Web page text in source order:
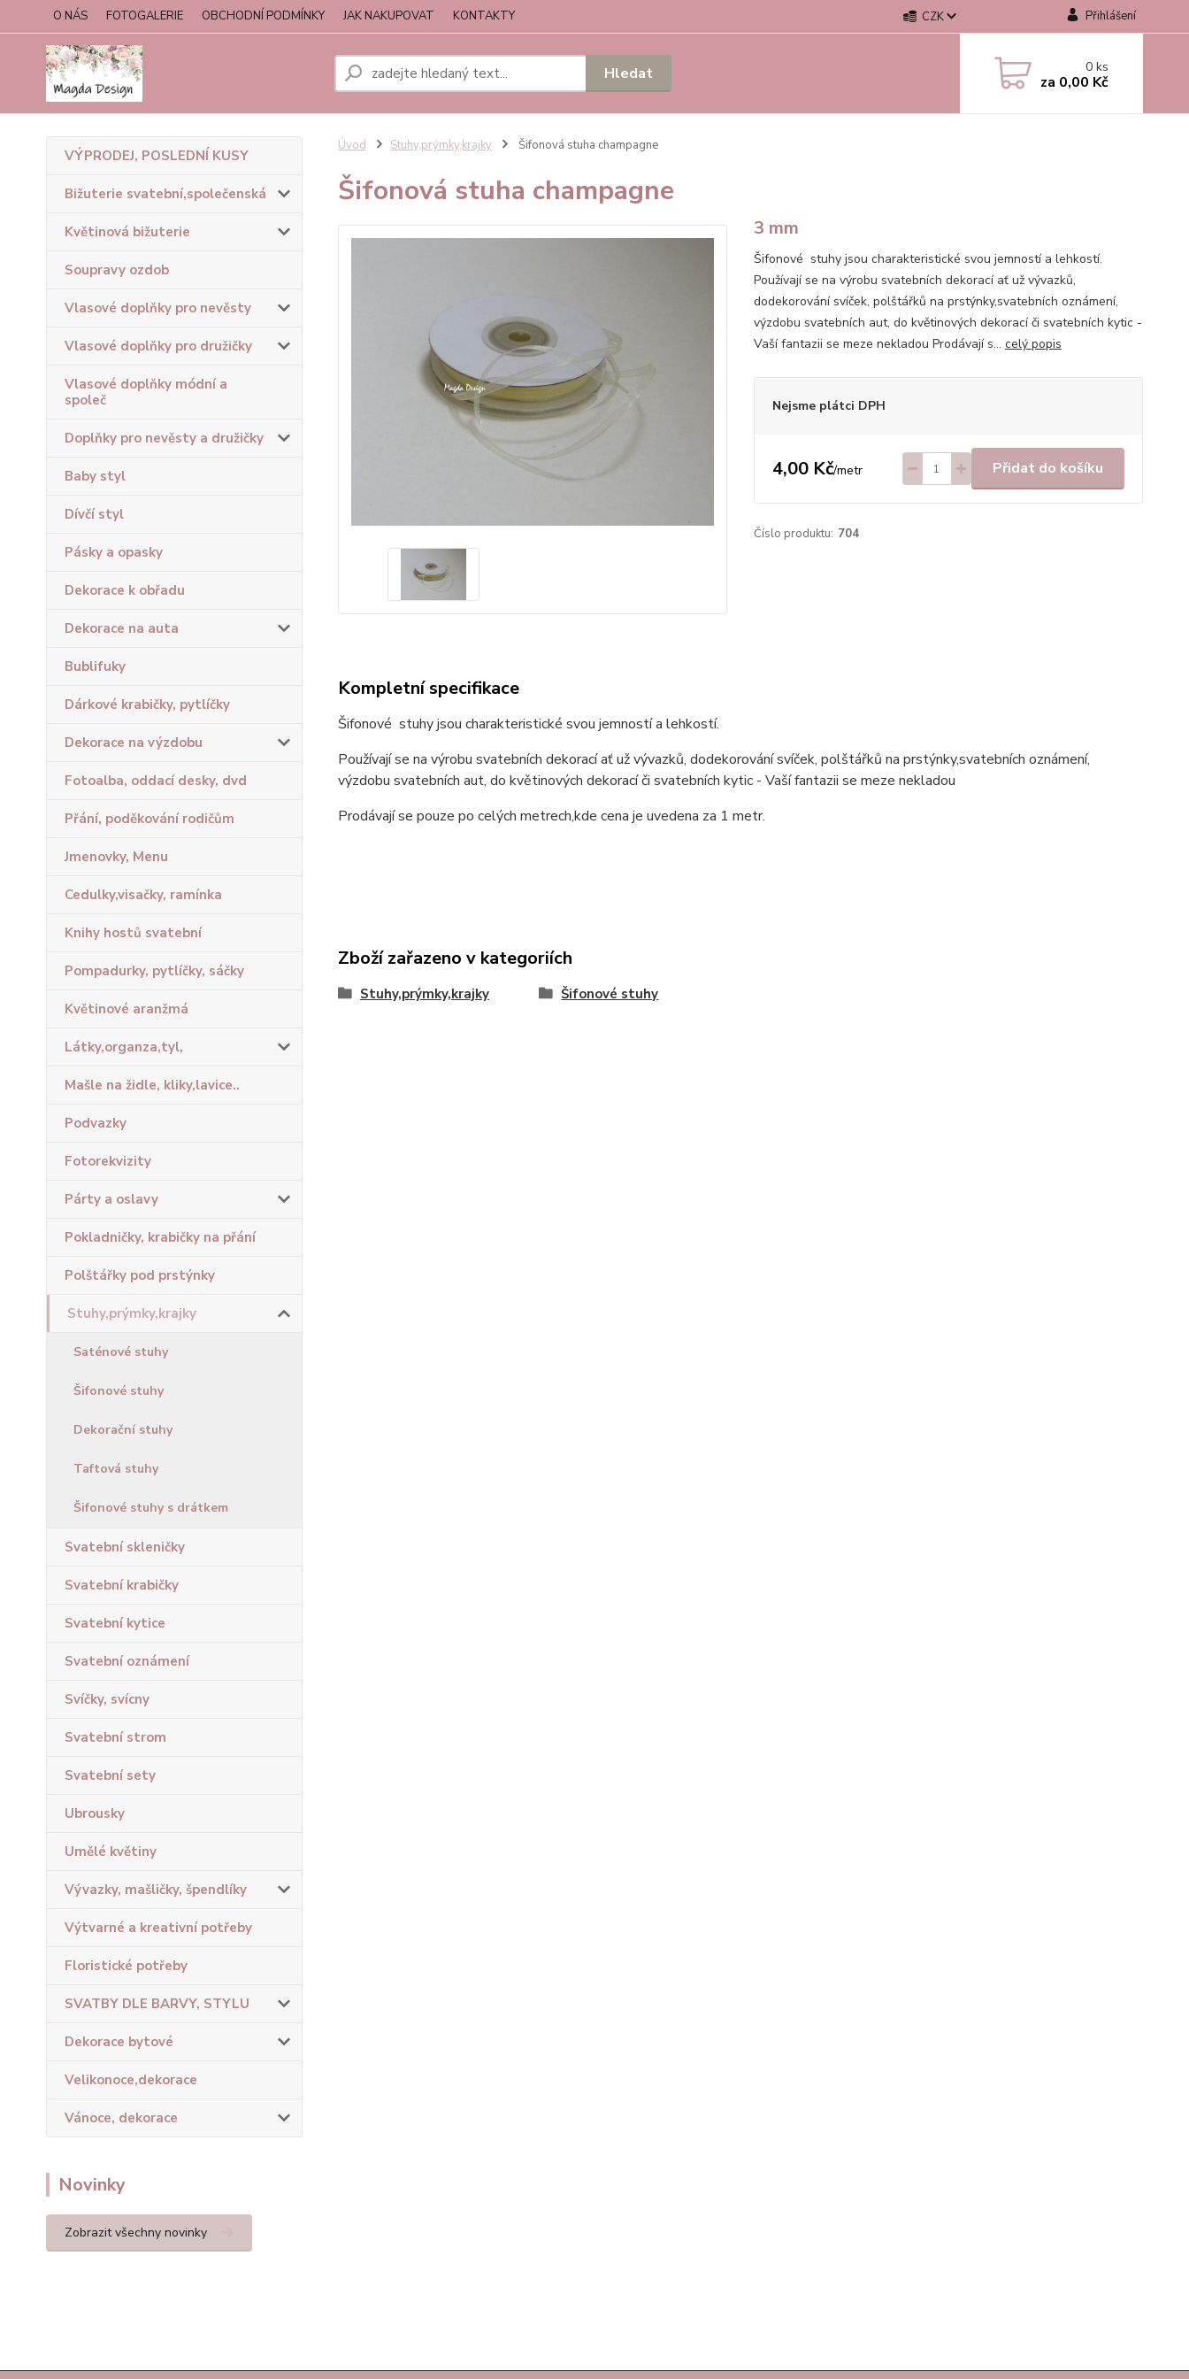
O NÁS FOTOGALERIE OBCHODNÍ PODMÍNKY JAK NAKUPOVAT KONTAKTY CZK Přihlášení
Hledat 0ks
za 0,00 Kč
VÝPRODEJ, POSLEDNÍ KUSY
Bižuterie svatební,společenská
Květinová bižuterie
Soupravy ozdob
Vlasové doplňky pro nevěsty
Vlasové doplňky pro družičky
Vlasové doplňky módní a
společ
Doplňky pro nevěsty a družičky
Baby styl
Dívčí styl
Pásky a opasky
Dekorace k obřadu
Dekorace na auta
Bublifuky
Dárkové krabičky, pytlíčky
Dekorace na výzdobu
Fotoalba, oddací desky, dvd
Přání, poděkování rodičům
Jmenovky, Menu
Cedulky,visačky, ramínka
Knihy hostů svatební
Pompadurky, pytlíčky, sáčky
Květinové aranžmá
Látky,organza,tyl,
Mašle na židle, kliky,lavice..
Podvazky
Fotorekvizity
Párty a oslavy
Pokladničky, krabičky na přání
Polštářky pod prstýnky
Stuhy,prýmky,krajky
Saténové stuhy
Šifonové stuhy
Dekorační stuhy
Taftová stuhy
Šifonové stuhy s drátkem
Svatební skleničky
Svatební krabičky
Svatební kytice
Svatební oznámení
Svíčky, svícny
Svatební strom
Svatební sety
Ubrousky
Umělé květiny
Vývazky, mašličky, špendlíky
Výtvarné a kreativní potřeby
Floristické potřeby
SVATBY DLE BARVY, STYLU
Dekorace bytové
Velikonoce,dekorace
Vánoce, dekorace
Novinky
Zobrazit všechny novinky
Úvod Stuhy,prýmky,krajky Šifonová stuha champagne
Šifonová stuha champagne
3 mm
Šifonové stuhy jsou charakteristické svou jemností a lehkostí.
Používají se na výrobu svatebních dekorací ať už vývazků,
dodekorování svíček, polštářků na prstýnky,svatebních oznámení,
výzdobu svatebních aut, do květinových dekorací či svatebních kytic -
Vaší fantazii se meze nekladou Prodávají s... celý popis
Nejsme plátci DPH
4,00 Kč/metr Přidat do košíku
Číslo produktu: 704
Kompletní specifikace
Šifonové stuhy jsou charakteristické svou jemností a lehkostí.
Používají se na výrobu svatebních dekorací ať už vývazků, dodekorování svíček, polštářků na prstýnky,svatebních oznámení,
výzdobu svatebních aut, do květinových dekorací či svatebních kytic - Vaší fantazii se meze nekladou
Prodávají se pouze po celých metrech,kde cena je uvedena za 1 metr.
Zboží zařazeno v kategoriích
Stuhy,prýmky,krajky Šifonové stuhy